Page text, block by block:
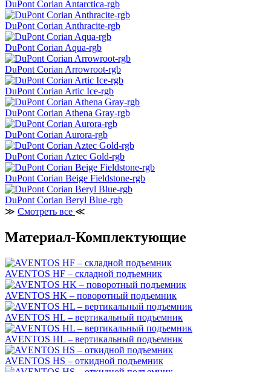
DuPont Corian Antarctica-rgb
DuPont Corian Anthracite-rgb
DuPont Corian Aqua-rgb
DuPont Corian Arrowroot-rgb
DuPont Corian Artic Ice-rgb
DuPont Corian Athena Gray-rgb
DuPont Corian Aurora-rgb
DuPont Corian Aztec Gold-rgb
DuPont Corian Beige Fieldstone-rgb
DuPont Corian Beryl Blue-rgb
≫ Смотреть все ≪
Материал-Комплектующие
AVENTOS HF – складной подъемник
AVENTOS HK – поворотный подъемник
AVENTOS HL – вертикальный подъемник
AVENTOS HL – вертикальный подъемник
AVENTOS HS – откидной подъемник